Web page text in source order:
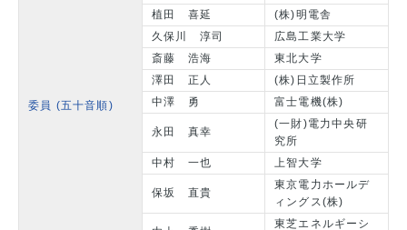
委員 (五十音順)
植田 喜延
(株)明電舎
久保川 淳司
広島工業大学
斎藤 浩海
東北大学
澤田 正人
(株)日立製作所
中澤 勇
富士電機(株)
永田 真幸
(一財)電力中央研
究所
中村 一也
上智大学
保坂 直貴
東京電力ホールデ
ィングス(株)
東芝エネルギーシ